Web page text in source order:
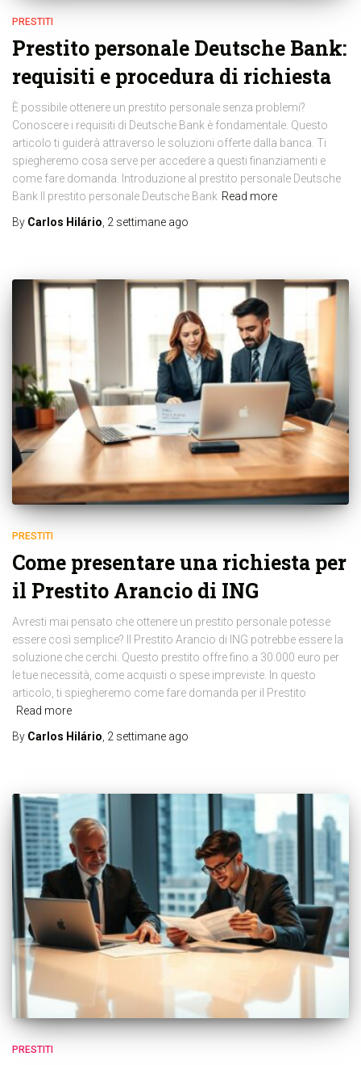
PRESTITI
Prestito personale Deutsche Bank:
requisiti e procedura di richiesta
È possibile ottenere un prestito personale senza problemi?
Conoscere i requisiti di Deutsche Bank è fondamentale. Questo
articolo ti guiderà attraverso le soluzioni offerte dalla banca. Ti
spiegheremo cosa serve per accedere a questi finanziamenti e
come fare domanda. Introduzione al prestito personale Deutsche
Bank Il prestito personale Deutsche Bank Read more
By Carlos Hilário 2 settimane ago
PRESTITI
Come presentare una richiesta per
il Prestito Arancio di ING
Avresti mai pensato che ottenere un prestito personale potesse
essere così semplice? Il Prestito Arancio di ING potrebbe essere la
soluzione che cerchi. Questo prestito offre fino a 30.000 euro per
le tue necessità, come acquisti o spese impreviste. In questo
articolo, ti spiegheremo come fare domanda per il Prestito
Read more
By Carlos Hilário 2 settimane ago
PRESTITI